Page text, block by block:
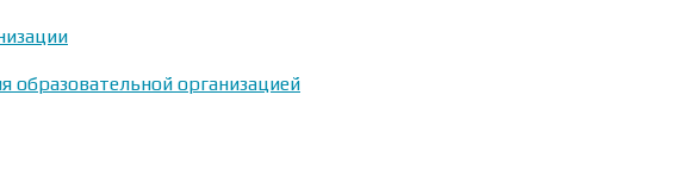
образовательной организацией